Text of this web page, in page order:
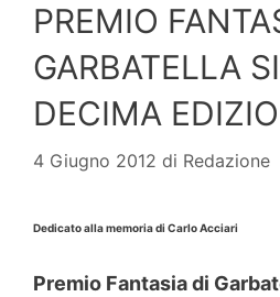
PREMIO
GARBATELLA
DECIMA
4 Giugno 2012 di Redazione
Dedicato alla memoria di Carlo Acciari
Premio Fantasia di